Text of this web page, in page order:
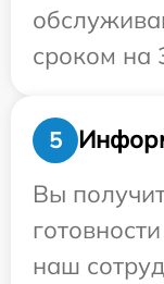
сроком на
5
Вы
наш